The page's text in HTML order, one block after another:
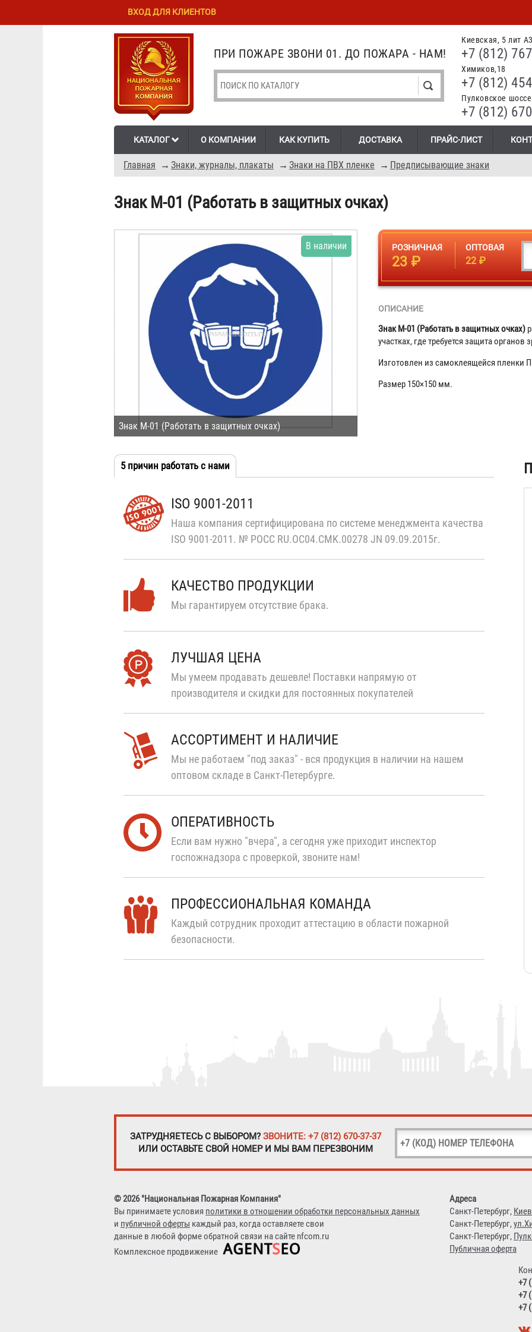
Перейти к
содержанию
Skip to
Киевская, 5 лит А3
+7 (812)
Химиков,18
+7 (812)
Пулковское
+7 (812)
ПРИ ПОЖАРЕ ЗВОНИ 01. ДО ПОЖАРА - НАМ!
КАТАЛОГ О КОМПАНИИ КАК КУПИТЬ ДОСТАВКА ПРАЙС-ЛИСТ
Главная → Знаки, журналы, плакаты → Знаки на ПВХ пленке → Предписывающие знаки
ВХОД ДЛЯ КЛИЕНТОВ
Знак М-01 (Работать в защитных очках)
Знак М-01 (Работать в защитных очках)
В наличии РОЗНИЧНАЯ
23 ₽
ОПТОВАЯ
22 ₽
ОПИСАНИЕ
Знак М-01 (Работать в защитных очках)
участках, где требуется защита органов
Изготовлен из самоклеящейся пленки
Размер 150×150 мм.
Табы
5 причин работать с нами
ISO 9001-2011
Наша компания сертифицирована по системе менеджмента качества
ISO 9001-2011. № РОСС RU.OC04.CMK.00278 JN 09.09.2015г.
КАЧЕСТВО ПРОДУКЦИИ
Мы гарантируем отсутствие брака.
ЛУЧШАЯ ЦЕНА
Мы умеем продавать дешевле! Поставки напрямую от
производителя и скидки для постоянных покупателей
АССОРТИМЕНТ И НАЛИЧИЕ
Мы не работаем "под заказ" - вся продукция в наличии на нашем
оптовом складе в Санкт-Петербурге.
ОПЕРАТИВНОСТЬ
Если вам нужно "вчера", а сегодня уже приходит инспектор
госпожнадзора с проверкой, звоните нам!
ПРОФЕССИОНАЛЬНАЯ КОМАНДА
Каждый сотрудник проходит аттестацию в области пожарной
безопасности.
ЗАТРУДНЯЕТЕСЬ С ВЫБОРОМ? ЗВОНИТЕ: +7 (812) 670-37-37
ИЛИ ОСТАВЬТЕ СВОЙ НОМЕР И МЫ ВАМ ПЕРЕЗВОНИМ
© 2026 "Национальная Пожарная Компания"
Вы принимаете условия политики в отношении обработки персональных данных
и публичной оферты каждый раз, когда оставляете свои
данные в любой форме обратной связи на сайте nfcom.ru
Комплексное продвижение
Адреса
Санкт-Петербург,
Санкт-Петербург,
Санкт-Петербург,
Публичная оферта
+7
+7
+7